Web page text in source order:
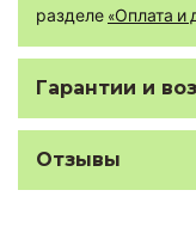
разделе «Оплата и
Гарантии и
Отзывы